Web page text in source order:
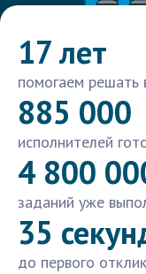
17 лет
помогаем решать
885 000
исполнителей
4 800
заданий уже
35
до первого